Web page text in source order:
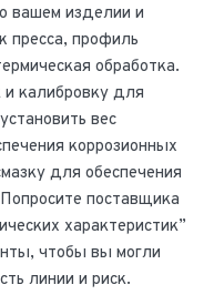
вашем изделии и
пресса, профиль
обработка.
калибровку для
вес
коррозионных
для обеспечения
поставщика
характеристик”
чтобы вы могли
линии и риск.